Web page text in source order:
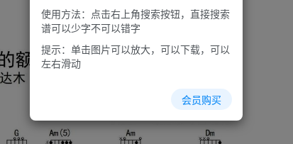
使用方法：点击右上角搜索按钮，直接搜索
谱可以少字不可以错字
提示：单击图片可以放大，可以下载，可以
左右滑动
会员购买